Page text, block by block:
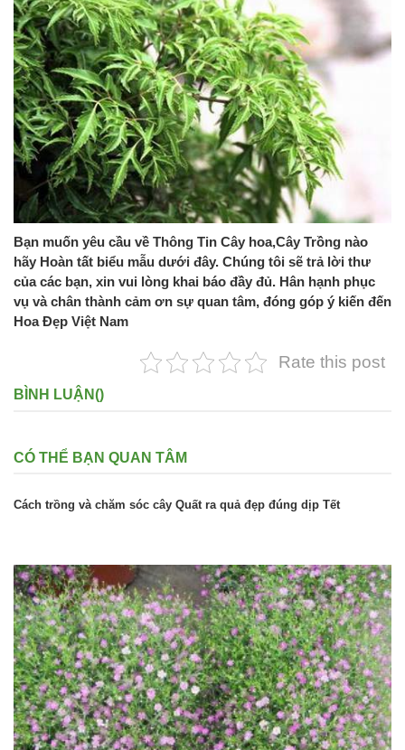
Bạn muốn yêu cầu về Thông Tin Cây hoa,Cây Trồng nào
hãy Hoàn tất biểu mẫu dưới đây. Chúng tôi sẽ trả lời thư
của các bạn, xin vui lòng khai báo đầy đủ. Hân hạnh phục
vụ và chân thành cảm ơn sự quan tâm, đóng góp ý kiến đến
Hoa Đẹp Việt Nam
Rate this post
BÌNH LUẬN()
CÓ THỂ BẠN QUAN TÂM
Cách trồng và chăm sóc cây Quất ra quả đẹp đúng dịp Tết